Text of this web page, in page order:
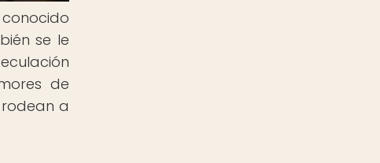
se le
de
a